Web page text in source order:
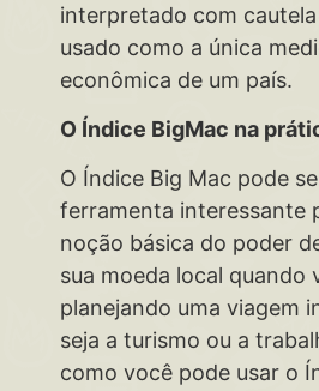
interpretado com
usado como a única
econômica de um país.
O Índice BigMac na
O Índice Big Mac pode
ferramenta interessante
noção básica do poder
sua moeda local quando
planejando uma viagem
seja a turismo ou a
como você pode usar o